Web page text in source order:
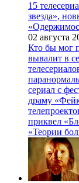
15
звезда»,
02 августа
Кто бы мог
вывалит в
сериал с
драму
приквел
«Теории